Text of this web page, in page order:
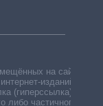
на сайте,
изданий —
(гиперссылка)
либо частичного